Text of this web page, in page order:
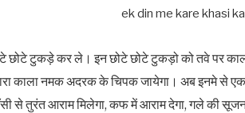
छोटे टुकड़े कर ले। इन छोटे छोटे टुकड़ो को तवे पर
काला नमक अदरक के चिपक जायेगा। अब इनमे
से तुरंत आराम मिलेगा, कफ में आराम देगा, गले की